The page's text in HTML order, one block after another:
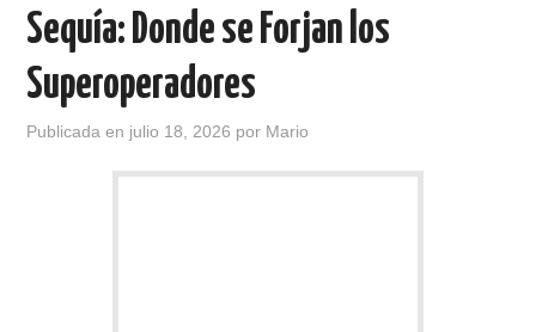
Sequía: Donde se Forjan los
Superoperadores
Publicada en julio 18, 2026 por Mario